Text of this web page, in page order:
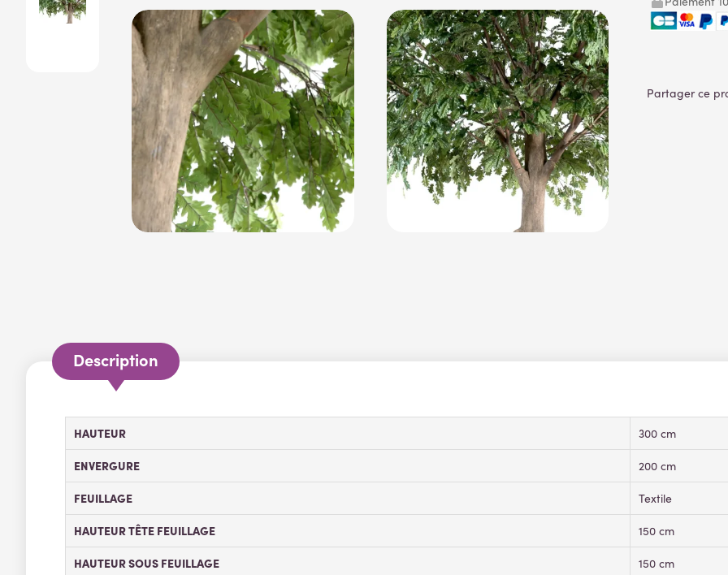
Description
HAUTEUR 300 cm
ENVERGURE 200 cm
FEUILLAGE Textile
HAUTEUR TÊTE FEUILLAGE 150 cm
HAUTEUR SOUS FEUILLAGE 150 cm